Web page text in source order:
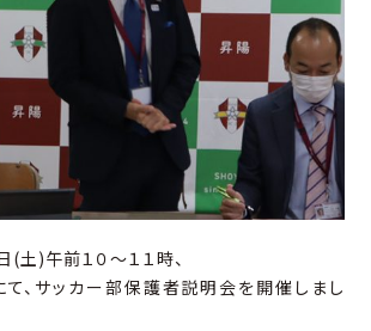
土)午前１０～１１時、
、サッカー部保護者説明会を開催しまし